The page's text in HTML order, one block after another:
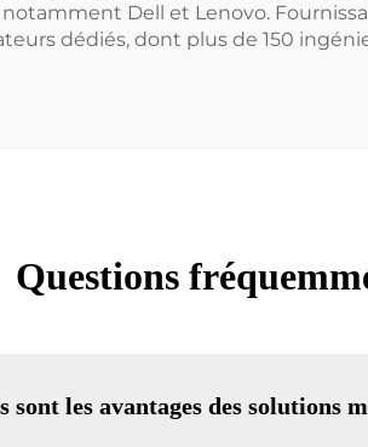
notamment Dell et Lenovo.
dédiés, dont plus de 150
Questions
sont les avantages des solutions